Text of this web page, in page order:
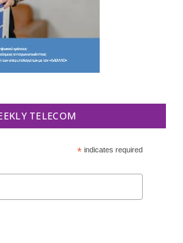
TELECOM
*indicates required